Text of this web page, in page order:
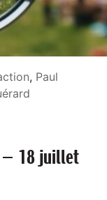
, Paul
— 18 juillet